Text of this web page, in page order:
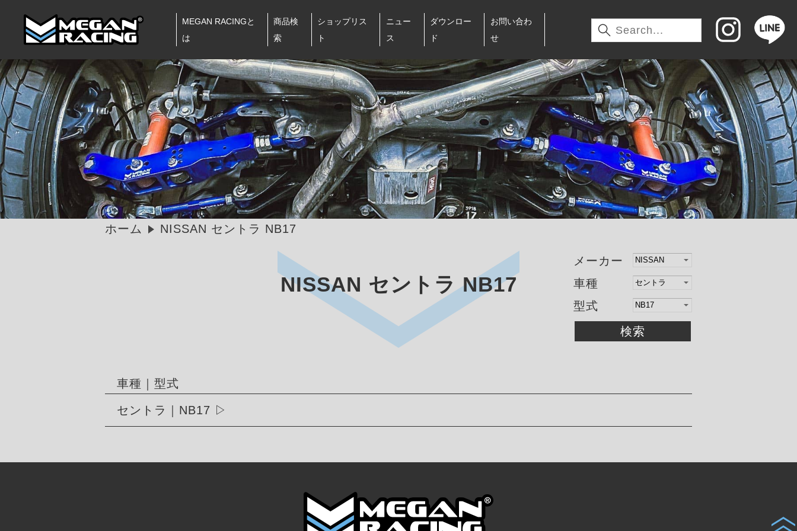
MEGAN RACINGと
は
商品検
索
ショップリス
ト
ニュー
ス
ダウンロー
ド
お問い合わ
せ
ホーム NISSAN セントラ NB17
NISSAN セントラ NB17
メーカー
車種
型式
検索
車種｜型式
セントラ｜NB17